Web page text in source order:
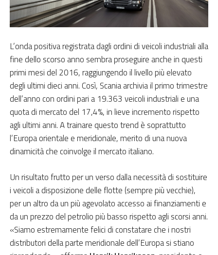
L’onda positiva registrata dagli ordini di veicoli industriali alla
fine dello scorso anno sembra proseguire anche in questi
primi mesi del 2016, raggiungendo il livello più elevato
degli ultimi dieci anni. Così, Scania archivia il primo trimestre
dell’anno con ordini pari a 19.363 veicoli industriali e una
quota di mercato del 17,4%, in lieve incremento rispetto
agli ultimi anni. A trainare questo trend è soprattutto
l’Europa orientale e meridionale, merito di una nuova
dinamicità che coinvolge il mercato italiano.
Un risultato frutto per un verso dalla necessità di sostituire
i veicoli a disposizione delle flotte (sempre più vecchie),
per un altro da un più agevolato accesso ai finanziamenti e
da un prezzo del petrolio più basso rispetto agli scorsi anni.
«Siamo estremamente felici di constatare che i nostri
distributori della parte meridionale dell’Europa si stiano